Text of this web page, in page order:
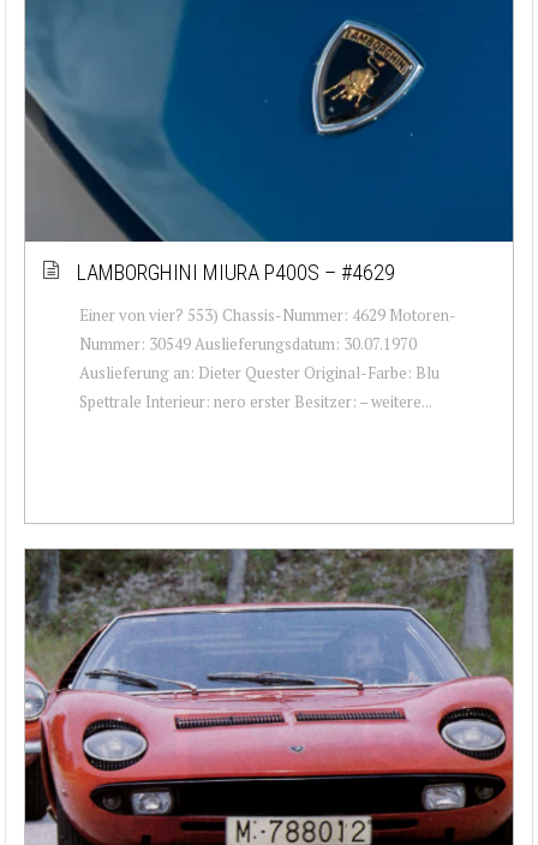
LAMBORGHINI MIURA P400S – #4629
Einer von vier? 553) Chassis-Nummer: 4629 Motoren-
Nummer: 30549 Auslieferungsdatum: 30.07.1970
Auslieferung an: Dieter Quester Original-Farbe: Blu
Spettrale Interieur: nero erster Besitzer: – weitere...